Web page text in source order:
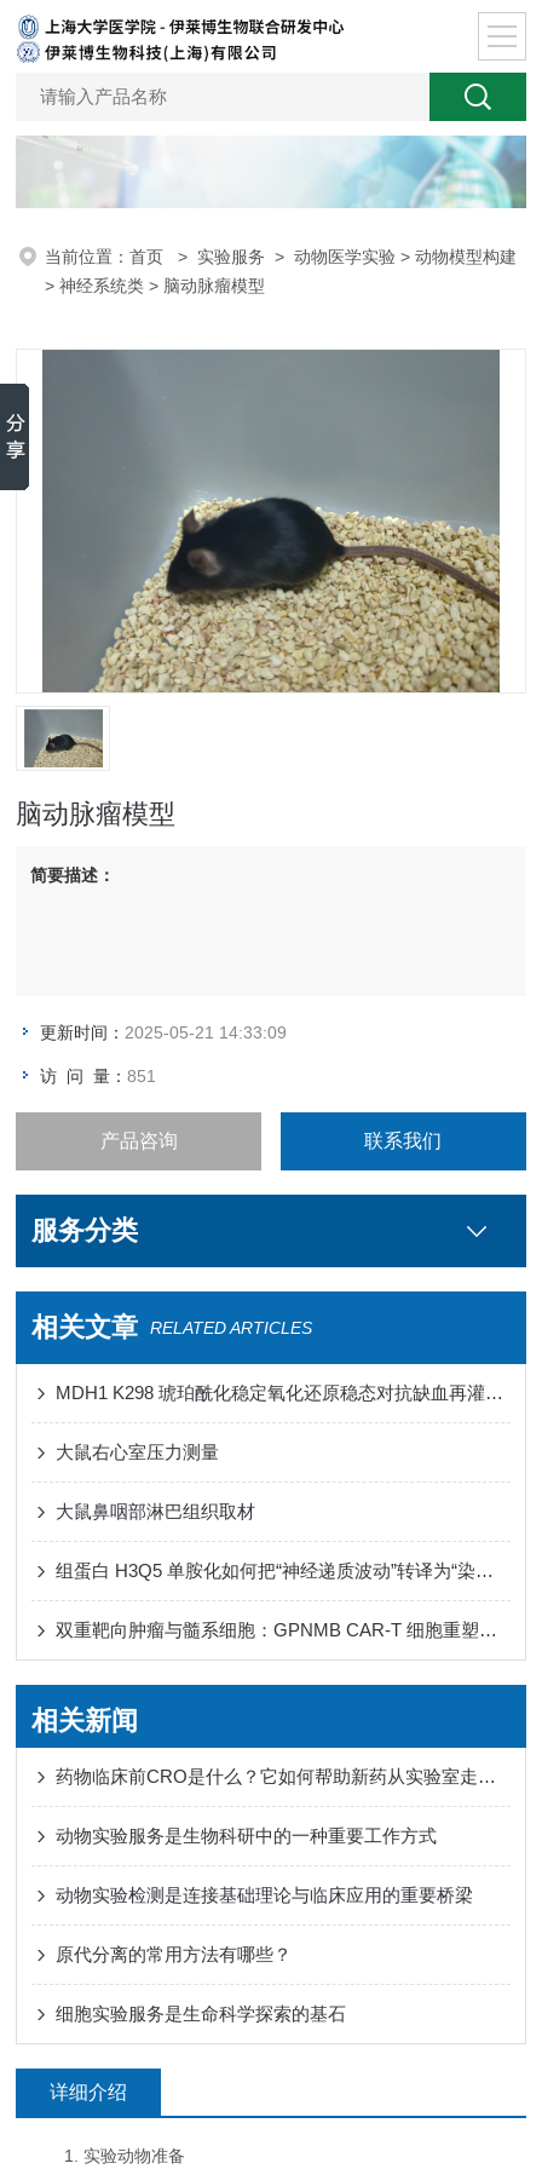
当前位置：首页 > 实验服务 >动物医学实验 >动物模型构建
>神经系统类 > 脑动脉瘤模型
脑动脉瘤模型
简要描述：
更新时间： 2025-05-21 14:33:09
访 问 量：851
产品咨询 联系我们
服务分类
相关文章 RELATED ARTICLES
MDH1 K298 琥珀酰化稳定氧化还原稳态对抗缺血再灌注损伤心肌铁死亡
大鼠右心室压力测量
大鼠鼻咽部淋巴组织取材
组蛋白 H3Q5 单胺化如何把“神经递质波动”转译为“染色质节律”
双重靶向肿瘤与髓系细胞：GPNMB CAR-T 细胞重塑免疫微环境
相关新闻
药物临床前CRO是什么？它如何帮助新药从实验室走向人体试验？
动物实验服务是生物科研中的一种重要工作方式
动物实验检测是连接基础理论与临床应用的重要桥梁
原代分离的常用方法有哪些？
细胞实验服务是生命科学探索的基石
详细介绍
1. 实验动物准备